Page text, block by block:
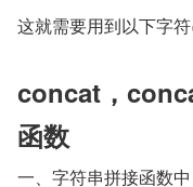
这就需要用到以下字符
concat，
函数
一、字符串拼接函数